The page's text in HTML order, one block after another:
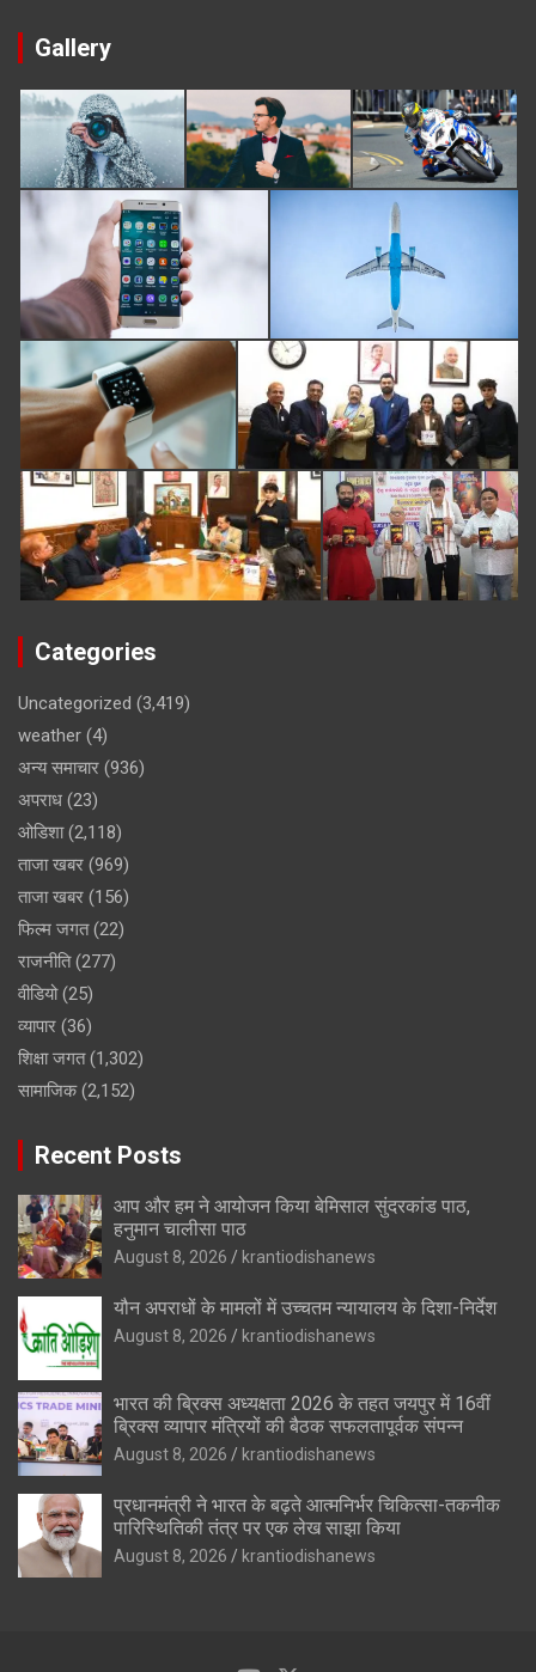
Gallery
Categories
Uncategorized (3,419)
weather (4)
अन्य समाचार (936)
अपराध (23)
ओडिशा(2,118)
ताजा खबर (969)
ताजा खबर (156)
फिल्म जगत(22)
राजनीति(277)
वीडियो(25)
व्यापार (36)
शिक्षा जगत(1,302)
सामाजिक(2,152)
Recent Posts
आप और हम ने आयोजन किया बेमिसाल सुंदरकांड पाठ,
हनुमान चालीसा पाठ
August 8, 2026 krantiodishanews
यौन अपराधों के मामलों में उच्चतम न्यायालय के दिशा-निर्देश
August 8, 2026 krantiodishanews
भारत की ब्रिक्‍स अध्यक्षता 2026 के तहत जयपुर में 16वीं
ब्रिक्‍स व्यापार मंत्रियों की बैठक सफलतापूर्वक संपन्न
August 8, 2026 krantiodishanews
प्रधानमंत्री ने भारत के बढ़ते आत्मनिर्भर चिकित्सा-तकनीक
पारिस्थितिकी तंत्र पर एक लेख साझा किया
August 8, 2026 krantiodishanews